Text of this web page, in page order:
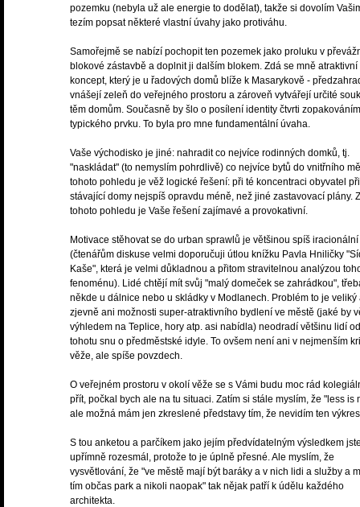
pozemku (nebyla už ale energie to dodělat), takže si dovolím
tezím popsat některé vlastní úvahy jako protiváhu.
Samořejmě se nabízí pochopit ten pozemek jako proluku v
blokové zástavbě a doplnit ji dalším blokem. Zdá se mně atraktivní
koncept, který je u řadových domů blíže k Masarykově -
vnášejí zeleň do veřejného prostoru a zároveň vytvářejí určité
těm domům. Současně by šlo o posílení identity čtvrti zopakováním
typického prvku. To byla pro mne fundamentální úvaha.
Vaše východisko je jiné: nahradit co nejvíce rodinných domků, tj.
"naskládat" (to nemyslím pohrdlivě) co nejvíce bytů do vnitřního
tohoto pohledu je věž logické řešení: při té koncentraci obyvatel
stávající domy nejspíš opravdu méně, než jiné zastavovací plány. Z
tohoto pohledu je Vaše řešení zajímavé a provokativní.
Motivace stěhovat se do urban sprawlů je většinou spíš iracionální
(čtenářům diskuse velmi doporučuji útlou knížku Pavla Hniličky
Kaše", která je velmi důkladnou a přitom stravitelnou analýzou
fenoménu). Lidé chtějí mít svůj "malý domeček se zahrádkou",
někde u dálnice nebo u skládky v Modlanech. Problém to je veliký
zjevně ani možnosti super-atraktivního bydlení ve městě (jaké by
výhledem na Teplice, hory atp. asi nabídla) neodradí většinu lidí od
tohotu snu o předměstské idyle. To ovšem není ani v nejmenším
věže, ale spíše povzdech.
O veřejném prostoru v okolí věže se s Vámi budu moc rád
přít, počkal bych ale na tu situaci. Zatím si stále myslím, že "less is
ale možná mám jen zkreslené představy tím, že nevidím ten
S tou anketou a parčíkem jako jejím předvídatelným výsledkem
upřímně rozesmál, protože to je úplně přesné. Ale myslím, že
vysvětlování, že "ve městě mají být baráky a v nich lidi a služby a
tím občas park a nikoli naopak" tak nějak patří k údělu každého
architekta.